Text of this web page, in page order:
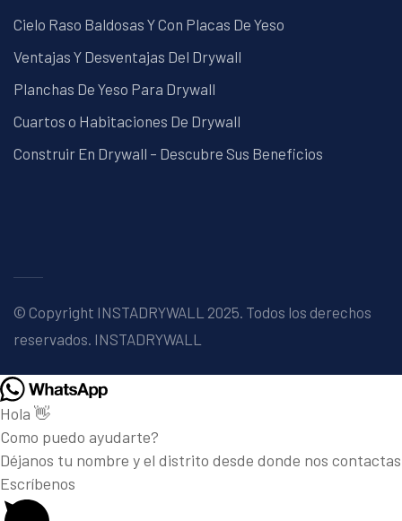
Cielo Raso Baldosas Y Con Placas De Yeso
Ventajas Y Desventajas Del Drywall
Planchas De Yeso Para Drywall
Cuartos o Habitaciones De Drywall
Construir En Drywall – Descubre Sus Beneficios
© Copyright INSTADRYWALL 2025. Todos los derechos
reservados. INSTADRYWALL
Hola 👋
Como puedo ayudarte?
Déjanos tu nombre y el distrito desde donde nos contactas
Escríbenos